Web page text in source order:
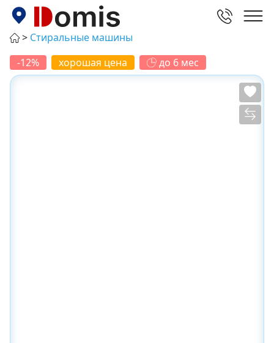
Стиральные машины
-12%
хорошая цена до 6 мес